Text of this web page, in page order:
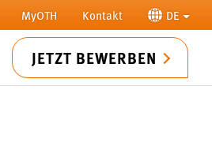
MyOTH Kontakt DE
JETZT BEWERBEN